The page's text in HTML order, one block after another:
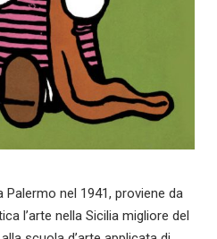
nel 1941, proviene da
l’arte nella Sicilia migliore del